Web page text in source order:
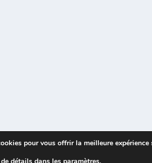
pour vous offrir la meilleure expérience